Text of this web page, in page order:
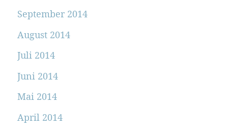
September 2014
August 2014
Juli 2014
Juni 2014
Mai 2014
April 2014